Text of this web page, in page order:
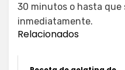
30 minutos o hasta que
inmediatamente.
Relacionados